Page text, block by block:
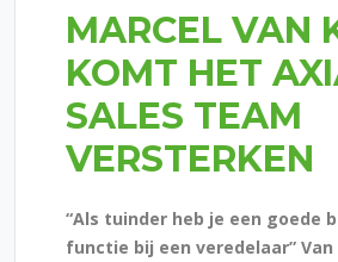
MARCEL VAN
KOMT HET
SALES TEAM
VERSTERKEN
“Als tuinder heb je een goede
functie bij een veredelaar”